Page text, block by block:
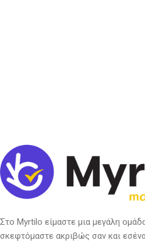
Στο Myrtilo είμαστε μια μεγάλη
σκεφτόμαστε ακριβώς σαν και